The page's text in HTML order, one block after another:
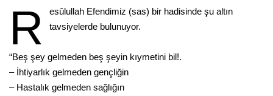
R
esûlullah Efendimiz (sas) bir hadisinde şu altın
tavsiyelerde bulunuyor.
“Beş şey gelmeden beş şeyin kıymetini bil!.
– İhtiyarlık gelmeden gençliğin
– Hastalık gelmeden sağlığın